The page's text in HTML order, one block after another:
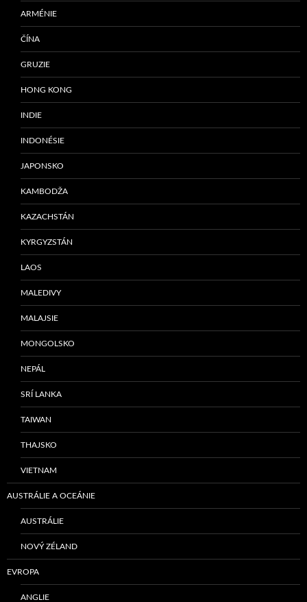
ARMÉNIE
ČÍNA
GRUZIE
HONG KONG
INDIE
INDONÉSIE
JAPONSKO
KAMBODŽA
KAZACHSTÁN
KYRGYZSTÁN
LAOS
MALEDIVY
MALAJSIE
MONGOLSKO
NEPÁL
SRÍ LANKA
TAIWAN
THAJSKO
VIETNAM
AUSTRÁLIE A OCEÁNIE
AUSTRÁLIE
NOVÝ ZÉLAND
EVROPA
ANGLIE